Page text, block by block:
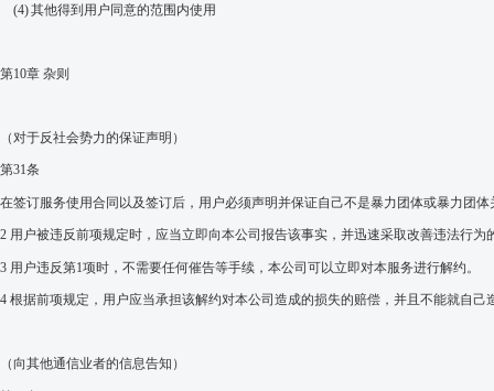
(4)其他得到用户同意的范围内使用
第10章 杂则
（对于反社会势力的保证声明）
第31条
在签订服务使用合同以及签订后，用户必须声明并保证自己不是暴力团体或暴力团体
2 用户被违反前项规定时，应当立即向本公司报告该事实，并迅速采取改善违法行为
3 用户违反第1项时，不需要任何催告等手续，本公司可以立即对本服务进行解约。
4 根据前项规定，用户应当承担该解约对本公司造成的损失的赔偿，并且不能就自己
（向其他通信业者的信息告知）